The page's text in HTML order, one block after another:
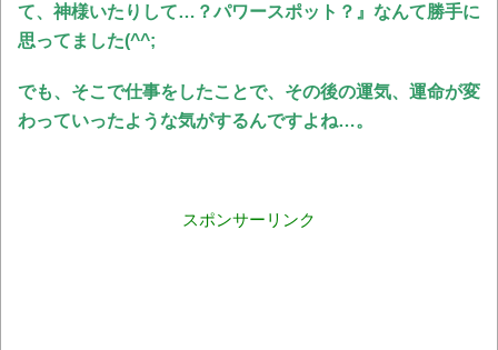
て、神様いたりして…？パワースポット？』なんて勝手に
思ってました(^^;
でも、そこで仕事をしたことで、その後の運気、運命が変
わっていったような気がするんですよね…。
スポンサーリンク